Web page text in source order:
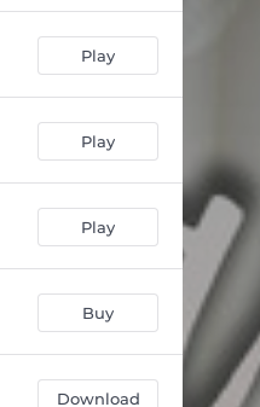
Play
Play
Play
Buy
Download